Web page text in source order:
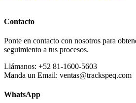
Contacto
Ponte en contacto con nosotros para
seguimiento a tus procesos.
Llámanos: +52 81-1600-5603
Manda un Email: ventas@trackspeq.com
WhatsApp